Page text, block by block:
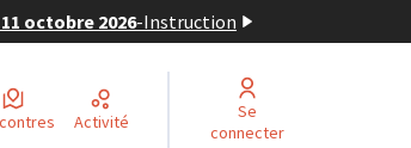
octobre 2026-Instruction
Activité
Se
connecter